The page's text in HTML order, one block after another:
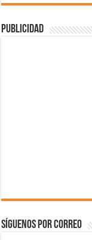
Publicidad
Síguenos por correo